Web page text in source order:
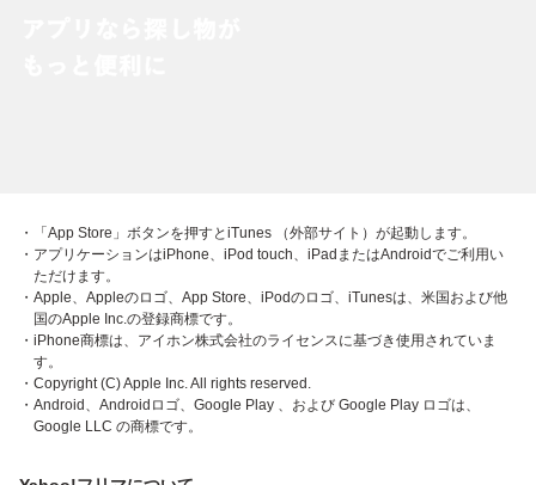
・「App Store」ボタンを押すとiTunes （外部サイト）が起動します。
・アプリケーションはiPhone、iPod touch、iPadまたはAndroidでご利用い
ただけます。
・Apple、Appleのロゴ、App Store、iPodのロゴ、iTunesは、米国および他
国のApple Inc.の登録商標です。
・iPhone商標は、アイホン株式会社のライセンスに基づき使用されていま
す。
・Copyright (C) Apple Inc. All rights reserved.
・Android、Androidロゴ、Google Play 、および Google Play ロゴは、
Google LLC の商標です。